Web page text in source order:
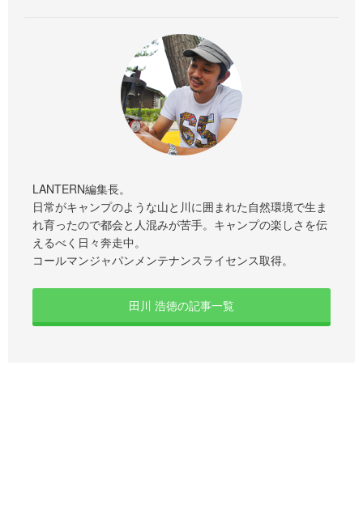
LANTERN編集長。
日常がキャンプのような山と川に囲まれた自然環境で生ま
れ育ったので都会と人混みが苦手。キャンプの楽しさを伝
えるべく日々奔走中。
コールマンジャパンメンテナンスライセンス取得。
田川 浩徳の記事一覧